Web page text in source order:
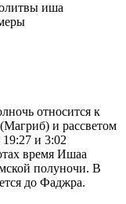
иша
относится к
и рассветом
и 3:02
время Ишаа
полуночи. В
до Фаджра.